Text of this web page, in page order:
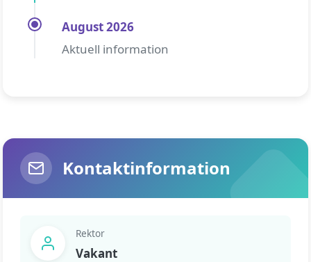
August 2026
Aktuell information
Kontaktinformation
Rektor
Vakant